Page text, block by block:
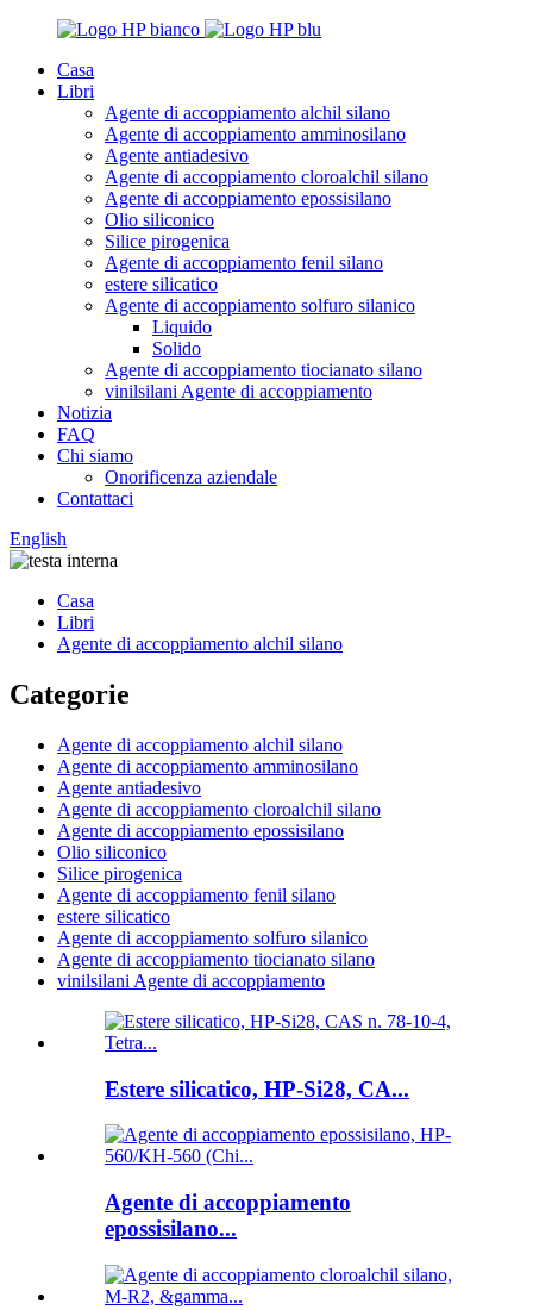
Casa
Libri
Agente di accoppiamento alchil silano
Agente di accoppiamento amminosilano
Agente antiadesivo
Agente di accoppiamento cloroalchil silano
Agente di accoppiamento epossisilano
Olio siliconico
Silice pirogenica
Agente di accoppiamento fenil silano
estere silicatico
Agente di accoppiamento solfuro silanico
Liquido
Solido
Agente di accoppiamento tiocianato silano
vinilsilani Agente di accoppiamento
Notizia
FAQ
Chi siamo
Onorificenza aziendale
Contattaci
English
Casa
Libri
Agente di accoppiamento alchil silano
Categorie
Agente di accoppiamento alchil silano
Agente di accoppiamento amminosilano
Agente antiadesivo
Agente di accoppiamento cloroalchil silano
Agente di accoppiamento epossisilano
Olio siliconico
Silice pirogenica
Agente di accoppiamento fenil silano
estere silicatico
Agente di accoppiamento solfuro silanico
Agente di accoppiamento tiocianato silano
vinilsilani Agente di accoppiamento
Estere silicatico, HP-Si28, CA...
Agente di accoppiamento
epossisilano...